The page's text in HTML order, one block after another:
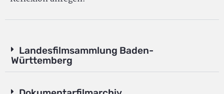
Landesfilmsammlung Baden-
Württemberg